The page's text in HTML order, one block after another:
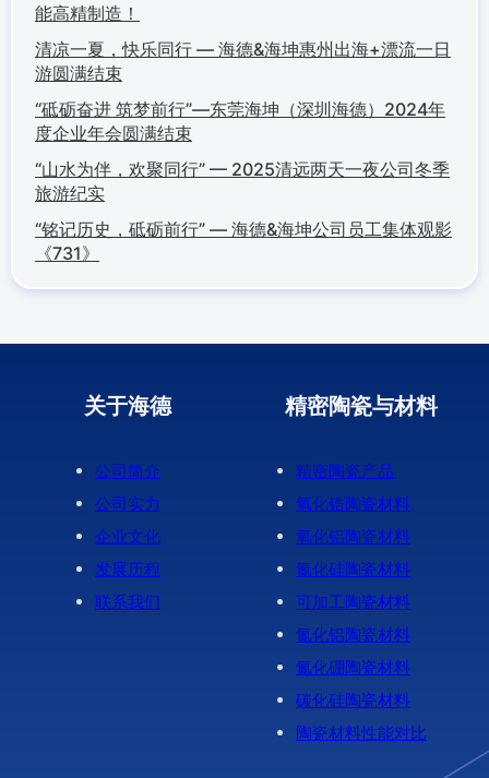
能高精制造！
清凉一夏，快乐同行 — 海德&海坤惠州出海+漂流一日
游圆满结束
“砥砺奋进 筑梦前行”—东莞海坤（深圳海德）2024年
度企业年会圆满结束
“山水为伴，欢聚同行” — 2025清远两天一夜公司冬季
旅游纪实
“铭记历史，砥砺前行” — 海德&海坤公司员工集体观影
《731》
关于海德
公司简介
公司实力
企业文化
发展历程
联系我们
精密陶瓷与材料
精密陶瓷产品
氧化锆陶瓷材料
氧化铝陶瓷材料
氮化硅陶瓷材料
可加工陶瓷材料
氮化铝陶瓷材料
氮化硼陶瓷材料
碳化硅陶瓷材料
陶瓷材料性能对比